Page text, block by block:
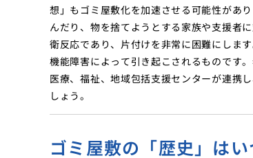
想」もゴミ屋敷化を加速させる可能性があ
んだり、物を捨てようとする家族や支援者
衛反応であり、片付けを非常に困難にしま
機能障害によって引き起こされるものです
医療、福祉、地域包括支援センターが連携
しょう。
ゴミ屋敷の「歴史」は